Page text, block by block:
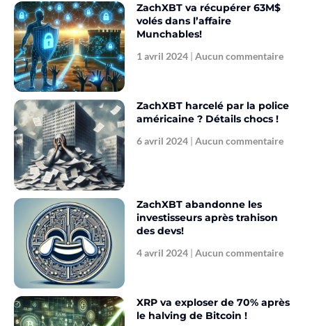
ZachXBT va récupérer 63M$
volés dans l’affaire
Munchables!
1 avril 2024 Aucun commentaire
ZachXBT harcelé par la police
américaine ? Détails chocs !
6 avril 2024 Aucun commentaire
ZachXBT abandonne les
investisseurs après trahison
des devs!
4 avril 2024 Aucun commentaire
XRP va exploser de 70% après
le halving de Bitcoin !